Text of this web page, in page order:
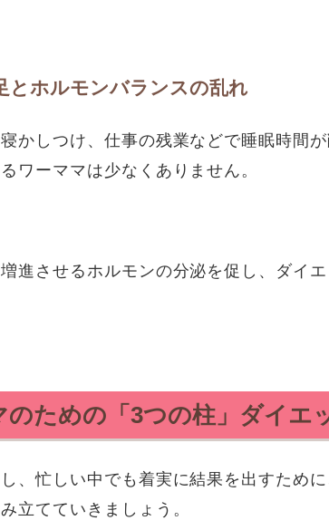
とホルモンバランスの乱れ
かしつけ、仕事の残業などで睡眠時間
ワーママは少なくありません。
進させるホルモンの分泌を促し、ダイ
のための「3つの柱」ダイエ
、忙しい中でも着実に結果を出すために
立てていきましょう。